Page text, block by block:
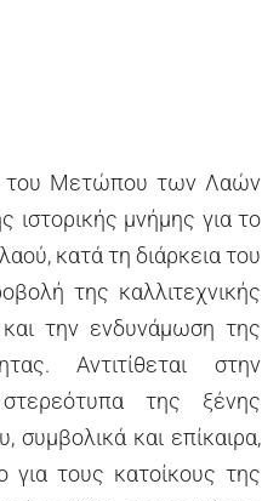
του Μετώπου των Λαών
ιστορικής μνήμης για το
κατά τη διάρκεια του
της καλλιτεχνικής
την ενδυνάμωση της
Αντιτίθεται στην
της ξένης
και επίκαιρα,
για τους κατοίκους της